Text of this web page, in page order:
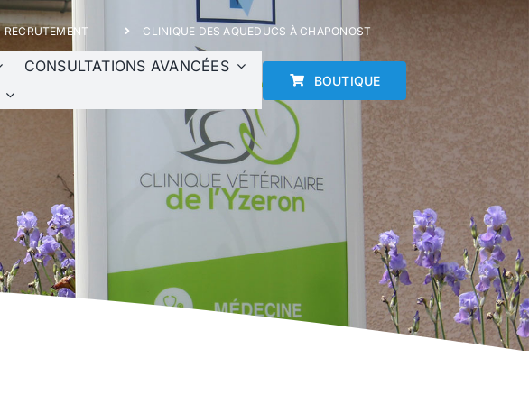
RECRUTEMENT CLINIQUE DES AQUEDUCS À CHAPONOST
CONSULTATIONS AVANCÉES
BOUTIQUE